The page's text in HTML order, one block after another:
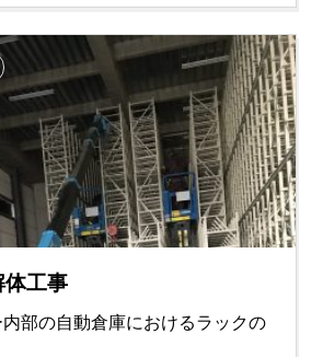
体工事
部の自動倉庫におけるラックの